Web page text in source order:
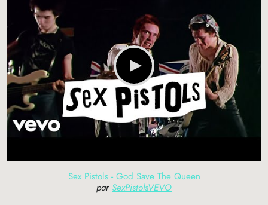
Sex Pistols - God Save The Queen
parSexPistolsVEVO